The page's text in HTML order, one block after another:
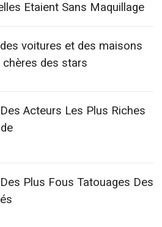
Etaient Sans Maquillage
voitures et des maisons
chères des stars
Acteurs Les Plus Riches
Plus Fous Tatouages Des